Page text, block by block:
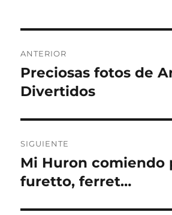
de
entradas
ANTERIOR
Entrada
anterior:
Preciosas fotos de
Divertidos
SIGUIENTE
Entrada
siguiente:
Mi Huron comiendo
furetto, ferret…